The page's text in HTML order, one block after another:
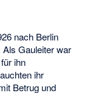
nach Berlin
Als Gauleiter war
ihn
ihr
Betrug und